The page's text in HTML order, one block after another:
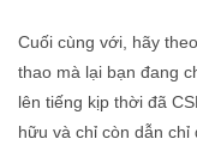
Cuối cùng với, hãy
thao mà lại bạn đang
lên tiếng kịp thời đã
hữu và chỉ còn dẫn